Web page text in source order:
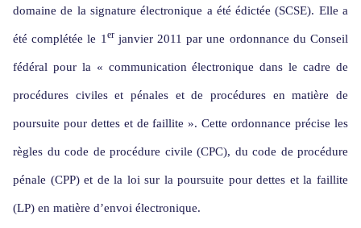
domaine de la signature électronique a été édictée (SCSE). Elle a
été complétée le 1 erjanvier 2011 par une ordonnance du Conseil
fédéral pour la « communication électronique dans le cadre de
procédures civiles et pénales et de procédures en matière de
poursuite pour dettes et de faillite ». Cette ordonnance précise les
règles du code de procédure civile (CPC), du code de procédure
pénale (CPP) et de la loi sur la poursuite pour dettes et la faillite
(LP) en matière d’envoi électronique.